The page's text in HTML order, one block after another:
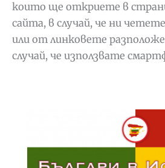
които ще откриете в
сайта, в случай, че ни
или от линковете
случай, че използвате